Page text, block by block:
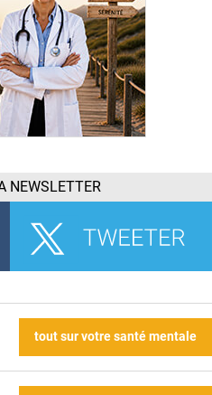
NEWSLETTER
tout sur votre santé mentale